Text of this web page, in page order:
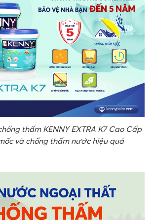
thấm KENNY EXTRA K7 Cao Cấp
và chống thấm nước hiệu quả